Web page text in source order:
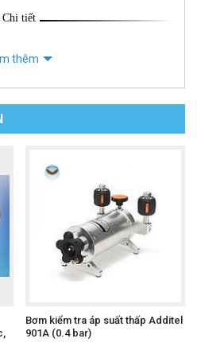
Chi tiết
thêm
Bơm kiểm tra áp suất thấp Additel
901A (0.4 bar)